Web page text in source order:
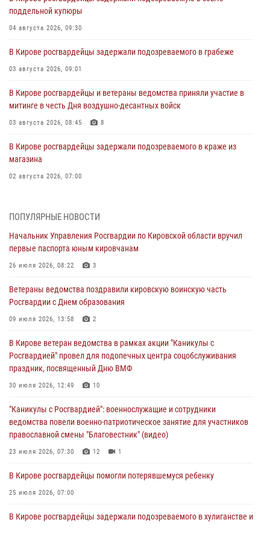
поддельной купюры
04 августа 2026, 09:30
В Кирове росгвардейцы задержали подозреваемого в грабеже
03 августа 2026, 09:01
В Кирове росгвардейцы и ветераны ведомства приняли участие в
митинге в честь Дня воздушно-десантных войск
03 августа 2026, 08:45 8
В Кирове росгвардейцы задержали подозреваемого в краже из
магазина
02 августа 2026, 07:00
Российской Федерации
В Росгвардии вспоминают российских воинов, погибших в Первой
мировой войне 1914-1918 годов
В Кирове офицер Росгвардии стал победителем открытого
шахматного турнира
Директор Росгвардии Герой России генерал армии Виктор Золотов
поздравил специалистов подразделений тыла с профессиональным
праздником
ПОПУЛЯРНЫЕ НОВОСТИ
Начальник Управления Росгвардии по Кировской области вручил
первые паспорта юным кировчанам
26 июля 2026, 08:22 3
Ветераны ведомства поздравили кировскую воинскую часть
Росгвардии с Днем образования
09 июля 2026, 13:58 2
В Кирове ветеран ведомства в рамках акции "Каникулы с
Росгвардией" провел для подопечных центра соцобслуживания
праздник, посвященный Дню ВМФ
30 июля 2026, 12:49 10
"Каникулы с Росгвардией": военнослужащие и сотрудники
ведомства повели военно-патриотическое занятие для участников
православной смены "Благовестник" (видео)
23 июля 2026, 07:30 12 1
В Кирове росгвардейцы помогли потерявшемуся ребенку
25 июля 2026, 07:00
В Кирове росгвардейцы задержали подозреваемого в хулиганстве и